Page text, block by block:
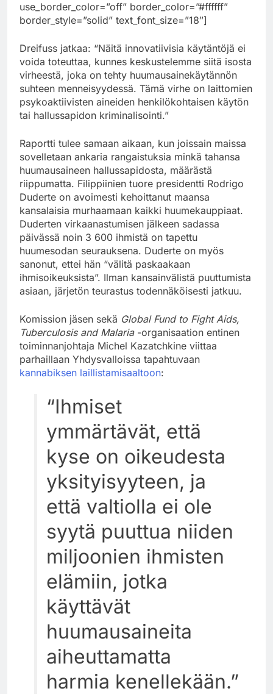
use_border_color=”off” border_color=”#ffffff”
border_style=”solid” text_font_size=”18″]
Dreifuss jatkaa: “Näitä innovatiivisia käytäntöjä ei
voida toteuttaa, kunnes keskustelemme siitä isosta
virheestä, joka on tehty huumausainekäytännön
suhteen menneisyydessä. Tämä virhe on laittomien
psykoaktiivisten aineiden henkilökohtaisen käytön
tai hallussapidon kriminalisointi.”
Raportti tulee samaan aikaan, kun joissain maissa
sovelletaan ankaria rangaistuksia minkä tahansa
huumausaineen hallussapidosta, määrästä
riippumatta. Filippiinien tuore presidentti Rodrigo
Duderte on avoimesti kehoittanut maansa
kansalaisia murhaamaan kaikki huumekauppiaat.
Duderten virkaanastumisen jälkeen sadassa
päivässä noin 3 600 ihmistä on tapettu
huumesodan seurauksena. Duderte on myös
sanonut, ettei hän “välitä paskaakaan
ihmisoikeuksista”. Ilman kansainvälistä puuttumista
asiaan, järjetön teurastus todennäköisesti jatkuu.
Komission jäsen sekä Global Fund to Fight Aids,
Tuberculosis and Malaria-organisaation entinen
toiminnanjohtaja Michel Kazatchkine viittaa
parhaillaan Yhdysvalloissa tapahtuvaan
kannabiksen laillistamisaaltoon:
“Ihmiset
ymmärtävät, että
kyse on oikeudesta
yksityisyyteen, ja
että valtiolla ei ole
syytä puuttua niiden
miljoonien ihmisten
elämiin, jotka
käyttävät
huumausaineita
aiheuttamatta
harmia kenellekään.”